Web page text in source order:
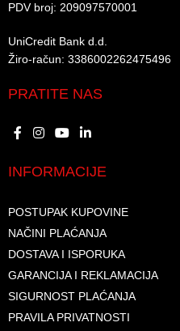
PDV broj: 209097570001 ​
UniCredit Bank d.d.​
Žiro-račun: 3386002262475496​​
PRATITE NAS
INFORMACIJE
POSTUPAK KUPOVINE
NAČINI PLAĆANJA
DOSTAVA I ISPORUKA
GARANCIJA I REKLAMACIJA
SIGURNOST PLAĆANJA
PRAVILA PRIVATNOSTI